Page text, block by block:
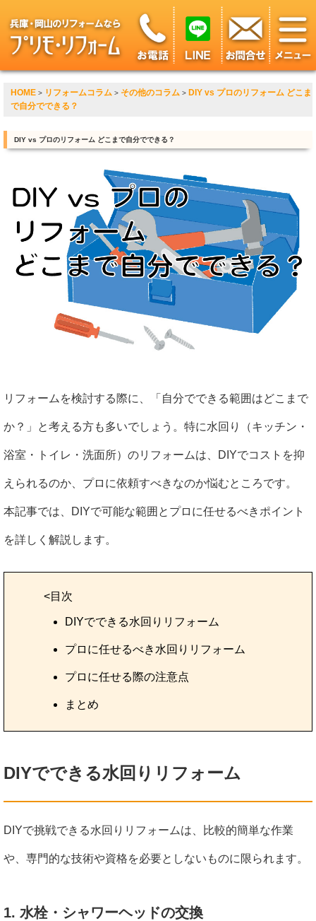
HOME > リフォームコラム > その他のコラム > DIY vs プロのリフォーム どこま
で自分でできる？
DIY vs プロのリフォーム どこまで自分でできる？
リフォームを検討する際に、「自分でできる範囲はどこまで
か？」と考える方も多いでしょう。特に水回り（キッチン・
浴室・トイレ・洗面所）のリフォームは、DIYでコストを抑
えられるのか、プロに依頼すべきなのか悩むところです。
本記事では、DIYで可能な範囲とプロに任せるべきポイント
を詳しく解説します。
<目次
DIYでできる水回りリフォーム
プロに任せるべき水回りリフォーム
プロに任せる際の注意点
まとめ
DIYでできる水回りリフォーム
DIYで挑戦できる水回りリフォームは、比較的簡単な作業
や、専門的な技術や資格を必要としないものに限られます。
1. 水栓・シャワーヘッドの交換